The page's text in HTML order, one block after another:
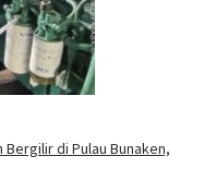
Bergilir di Pulau Bunaken,